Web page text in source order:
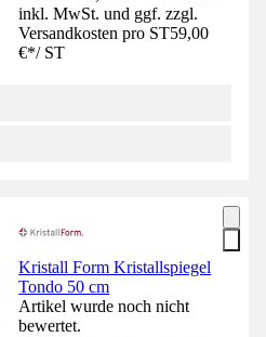
inkl. MwSt. und ggf. zzgl.
Versandkosten pro ST59,00
€*/ ST
Kristall Form Kristallspiegel
Tondo 50 cm
Artikel wurde noch nicht
bewertet.